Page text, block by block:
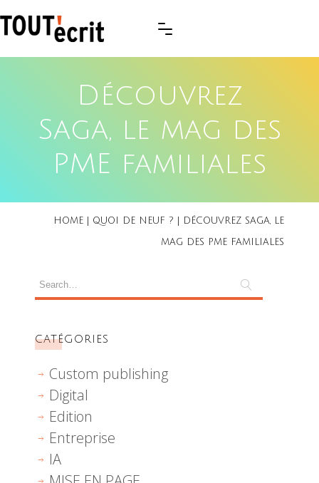
Découvrez
Saga, le mag des
PME familiales
HOME QUOI DE NEUF ? DÉCOUVREZ SAGA, LE
MAG DES PME FAMILIALES
CATÉGORIES
Custom publishing
Digital
Edition
Entreprise
IA